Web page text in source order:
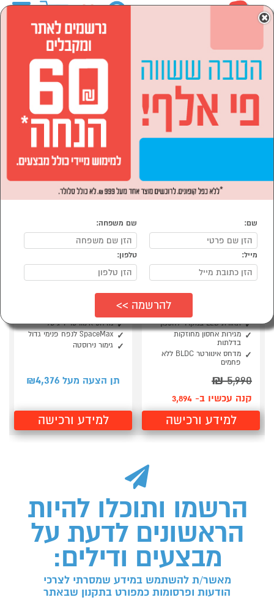
מוצרי חשמל
מקררים ומקפיאים
מקרר מקפיא תחתון
מקרר מקפיא תחתון SAMSUNG סמסונג
נמצאו 2 מוצרי מקרר מקפיא תחתון של מוצרי SAMSUNG סמסונג
מיון: הפופולרים ביותר
סמן להשוואה
תאורת LED במקרר לחסכון
מגירות אחסון מחוזקות
בדלתות
מדחס אינוורטר BLDC ללא
פחמים
5,990
₪
קנה עכשיו ב- 3,894
למידע ורכישה
סמן להשוואה
RB50DG601ES9
מדחס אינוורטר דיגיטלי
SpaceMax לנפח פנימי גדול
גימור נירוסטה
תן הצעה מעל ₪ 4,376
למידע ורכישה
הרשמו ותוכלו להיות
הראשונים לדעת על
מבצעים ודילים:
מאשר/ת להשתמש במידע שמסרתי לצרכי
הודעות ופרסומות כמפורט בתקנון שבאתר
×
שם: שם משפחה:
מייל: טלפון: